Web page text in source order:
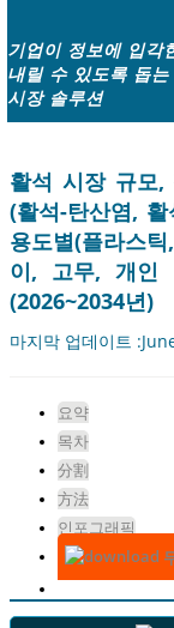
기업이 정보에 입각
내릴 수 있도록 돕
시장 솔루션
활석 시장 규모,
(활석-탄산염,
용도별(플라스
이, 고무, 개
(2026~2034년)
마지막 업데이트
요약
목차
分割
方法
인포그래픽